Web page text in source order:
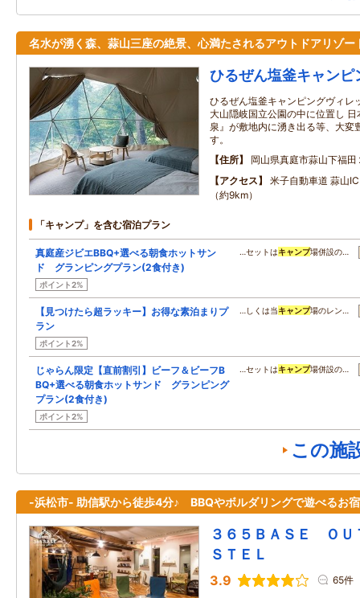
名水が湧く森、蒜山三座の絶景、心満たされるアウトドアリゾー
ひるぜん塩釜キャンピ
ひるぜん塩釜キャンピングヴィレ
大山隠岐国立公園の中に位置し
泉』が敷地内に湧き出る等、大変
す。
住所
岡山県真庭市蒜山下福田
アクセス
米子自動車道 蒜山
（約9km）
「キャンプ」を含む宿泊プラン
真庭産ジビエBBQ+選べる朝食ホットサン
ド グランピングプラン(2食付き)
ポイント2%
…セットはキャンプ場併設の…
【見つけたら超ラッキー】お得な素泊まりプ
ラン
ポイント2%
…しくは当キャンプ場のレン…
じゃらん限定【直前割引】ビーフ＆ビーフB
BQ+選べる朝食ホットサンド グランピング
プラン(2食付き)
ポイント2%
…セットはキャンプ場併設の…
この施
-浜松市- 助信駅から徒歩4分♪ BBQやボルダリングで遊べるお宿
３６５ＢＡＳＥ Ｏ
ＳＴＥＬ
3.9 65件